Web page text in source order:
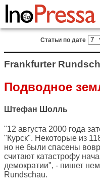
Статьи по дате
Frankfurter
Подводное
Штефан Шолль
"12 августа 2000 года
"Курск". Некоторые из
но не были спасены
считают катастрофу
демократии", - пишет
Rundschau.